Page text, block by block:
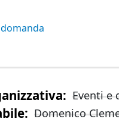
Eventi e
Domenico